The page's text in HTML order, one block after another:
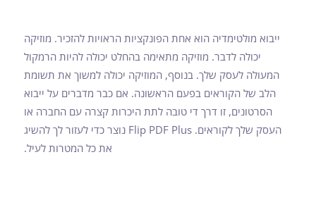
ייבוא מולטימדיה הוא אחת הפונקציות הראויות להזכיר. מוזיקה
יכולה לדבר. מוזיקה מתאימה בהחלט יכולה להיות הרמקול
המעולה לעסק שלך. בנוסף, המוזיקה יכולה למשוך את תשומת
הלב של הקוראים בפעם הראשונה. אם כבר מדברים על ייבוא
הסרטונים, זו דרך די טובה לתת היכרות קצרה עם החברה או
העסק שלך לקוראים. Flip PDF Plus נוצר כדי לעזור לך להשיג
את כל המטרות לעיל.